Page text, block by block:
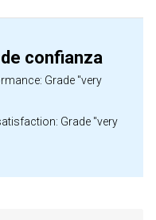
confianza
Grade "very
Grade "very